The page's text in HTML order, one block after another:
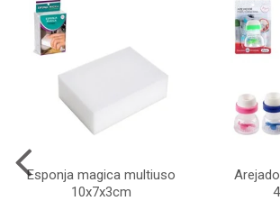
Esponja magica multiuso
10x7x3cm